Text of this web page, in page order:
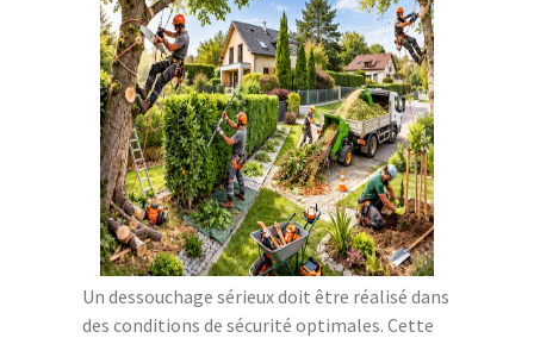
Un dessouchage sérieux doit être réalisé dans
des conditions de sécurité optimales. Cette